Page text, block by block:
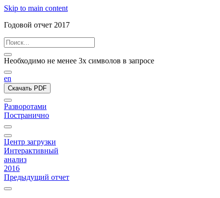
Skip to main content
Годовой отчет 2017
Необходимо не менее 3х символов в запросе
en
Скачать PDF
Разворотами
Постранично
Центр загрузки
Интерактивный
анализ
2016
Предыдущий отчет